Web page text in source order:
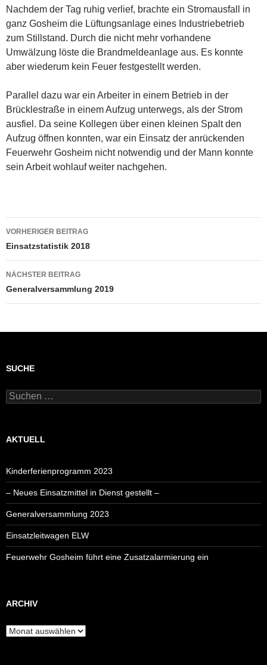
Nachdem der Tag ruhig verlief, brachte ein Stromausfall in
ganz Gosheim die Lüftungsanlage eines Industriebetrieb
zum Stillstand. Durch die nicht mehr vorhandene
Umwälzung löste die Brandmeldeanlage aus. Es konnte
aber wiederum kein Feuer festgestellt werden.
Parallel dazu war ein Arbeiter in einem Betrieb in der
Brücklestraße in einem Aufzug unterwegs, als der Strom
ausfiel. Da seine Kollegen über einen kleinen Spalt den
Aufzug öffnen konnten, war ein Einsatz der anrückenden
Feuerwehr Gosheim nicht notwendig und der Mann konnte
sein Arbeit wohlauf weiter nachgehen.
Beitragsnavigation
VORHERIGER BEITRAG
Einsatzstatistik 2018
NÄCHSTER BEITRAG
Generalversammlung 2019
SUCHE
Suchen
nach:
AKTUELL
Kinderferienprogramm 2023
– Neues Einsatzmittel in Dienst gestellt –
Generalversammlung 2023
Einsatzleitwagen ELW
Feuerwehr Gosheim führt eine Zusatzalarmierung ein
ARCHIV
Archiv